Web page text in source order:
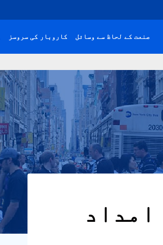
صنعت کے لحاظ سے وسائل کاروبار کی سروسز
امداد